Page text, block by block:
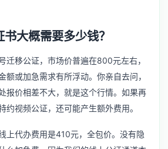
大概需要多少钱？
迁移公证，市场价普遍在800元左右，
额或加急需求有所浮动。你亲自去问，
报价相差不大，就是这个行情。如果再
约视频公证，还可能产生额外费用。
上代办费用是410元，全包价。没有隐